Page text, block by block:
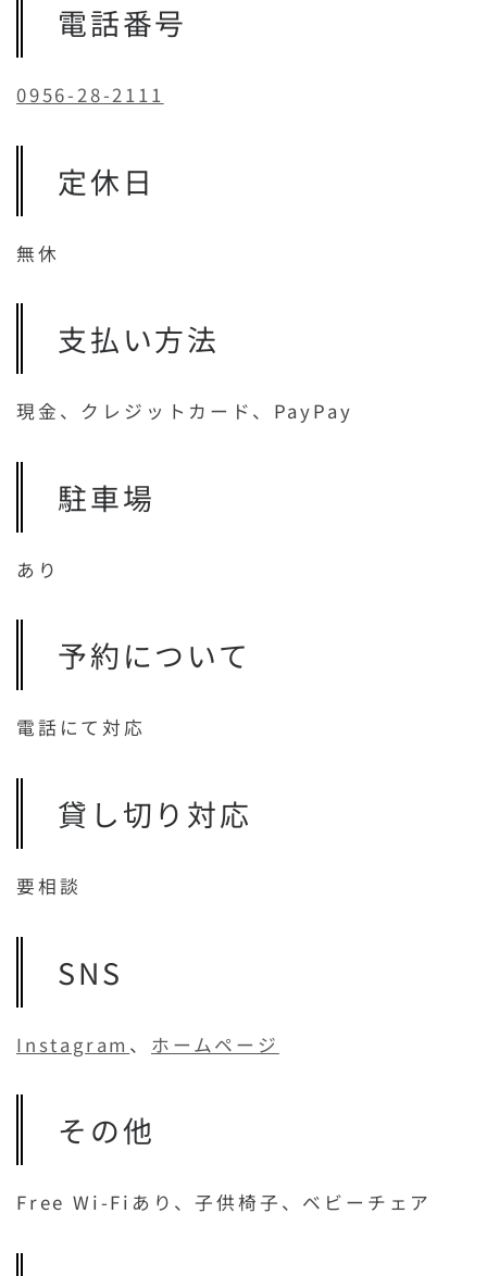
電話番号
0956-28-2111
定休日
無休
支払い方法
現金、クレジットカード、PayPay
駐車場
あり
予約について
電話にて対応
貸し切り対応
要相談
SNS
Instagram 、 ホームページ
その他
Free Wi-Fiあり、子供椅子、ベビーチェア